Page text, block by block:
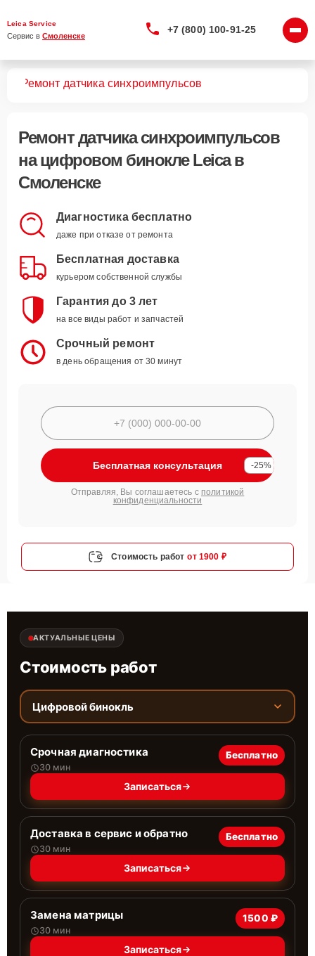
Leica Service
Сервис в Смоленске
+7 (800) 100-91-25
Ремонт датчика синхроимпульсов
Ремонт датчика синхроимпульсов
на цифровом бинокле Leica в
Смоленске
Диагностика бесплатно
даже при отказе от ремонта
Бесплатная доставка
курьером собственной службы
Гарантия до 3 лет
на все виды работ и запчастей
Срочный ремонт
в день обращения от 30 минут
Бесплатная консультация -25%
Отправляя, Вы соглашаетесь с политикой
конфиденциальности
Стоимость работ от 1900 ₽
АКТУАЛЬНЫЕ ЦЕНЫ
Стоимость работ
Цифровой бинокль
Срочная диагностика
30 мин
Бесплатно
Записаться
Доставка в сервис и обратно
30 мин
Бесплатно
Записаться
Замена матрицы
30 мин
1500 ₽
Записаться